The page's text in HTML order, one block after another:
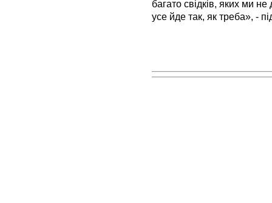
багато свідків, яких ми
усе йде так, як треба», -